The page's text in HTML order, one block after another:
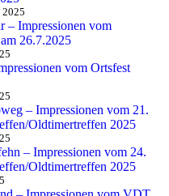
2025
– Impressionen vom
26.7.2025
vom Ortsfest
– Impressionen vom 21.
Oldtimertreffen 2025
– Impressionen vom 24.
Oldtimertreffen 2025